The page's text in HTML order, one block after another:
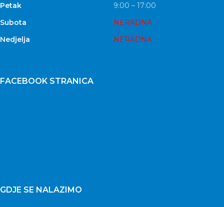
Petak
9:00 – 17:00
Subota
NERADNA
Nedjelja
NERADNA
FACEBOOK STRANICA
GDJE SE NALAZIMO